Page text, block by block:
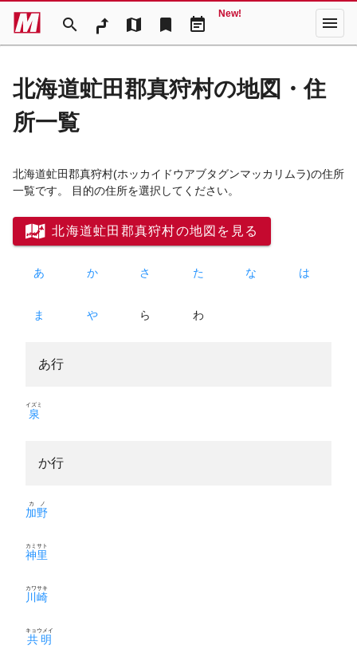
search map bookmark event_note
New! menu
北海道虻田郡真狩村の地図・住
所一覧
北海道虻田郡真狩村(ホッカイドウアブタグンマッカリムラ)の住所
一覧です。 目的の住所を選択してください。
北海道虻田郡真狩村の地図を見る
あ か さ た な は
ま や ら わ
あ行
泉
イズミ
か行
加野
カノ
神里
カミサト
川崎
カワサキ
共明
キョウメイ